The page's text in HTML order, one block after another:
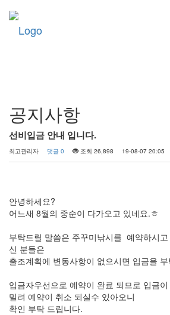
공지사항
선비입금 안내 입니다.
최고관리자 댓글 0 조회 26,898 19-08-07 20:05
안녕하세요?
어느새 8월의 중순이 다가오고 있네요.ㅎ
부탁드릴 말씀은 주꾸미낚시를 예약하시
신 분들은
출조계획에 변동사항이 없으시면 입금을
입금자우선으로 예약이 완료 되므로 입금
밀려 예약이 취소 되실수 있아오니
확인 부탁 드립니다.